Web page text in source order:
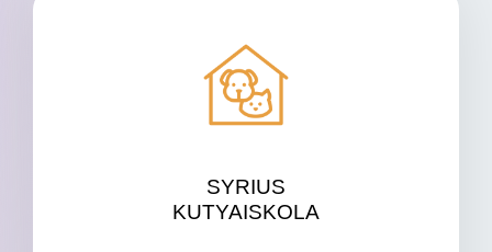
SYRIUS
KUTYAISKOLA